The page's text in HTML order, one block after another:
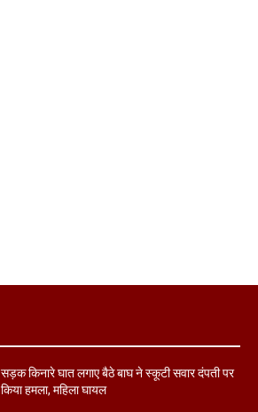
सड़क किनारे घात लगाए बैठे बाघ ने स्कूटी सवार दंपती पर
किया हमला, महिला घायल